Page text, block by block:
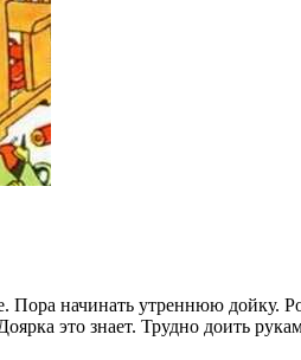
начинать утреннюю дойку.
это знает. Трудно доить